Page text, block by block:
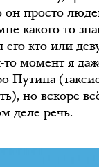
он просто
какого-то
его кто или
момент я
Путина
но вскоре
деле речь.